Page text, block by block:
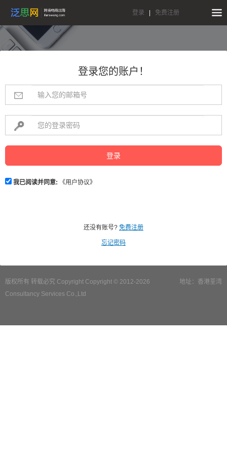
登录 免费注册
登录您的账户！
登录
我已阅读并同意: 《用户协议》
还没有账号? 免费注册
忘记密码
地址：香港荃湾
版权所有 转载必究 Copyright Copyright © 2012-2026
Consultancy Services Co.,Ltd